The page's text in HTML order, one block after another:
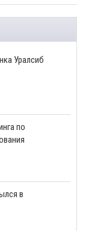
Уралсиб
по
в